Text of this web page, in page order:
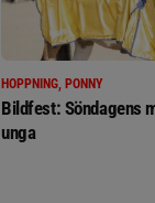
HOPPNING, PONNY
Bildfest: Söndagens
unga